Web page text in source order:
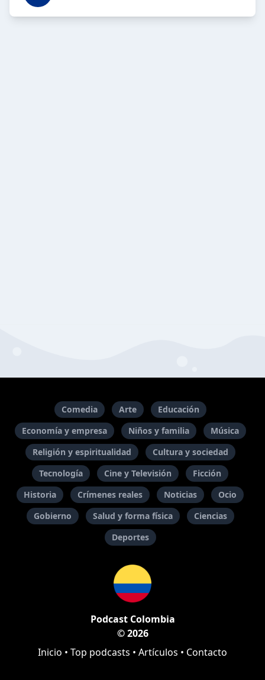
Comedia Arte
Educación
Economía y empresa
Niños y familia
Música
Religión y espiritualidad
Cultura y sociedad
Tecnología
Cine y Televisión
Ficción
Historia
Crímenes reales Noticias
Ocio
Gobierno
Salud y forma física
Ciencias
Deportes
Podcast Colombia
© 2026
Inicio • Top podcasts • Artículos • Contacto